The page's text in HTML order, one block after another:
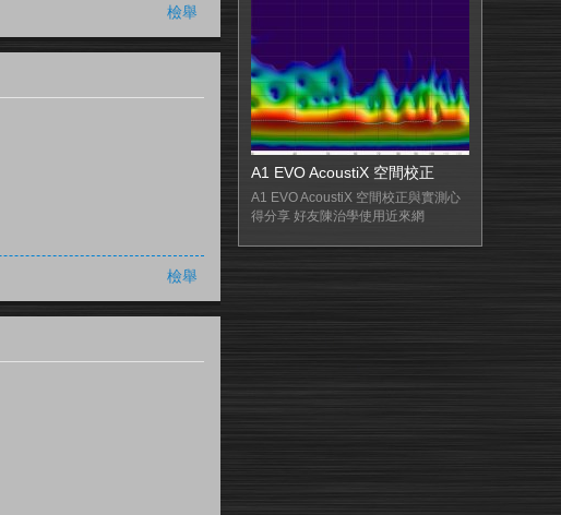
檢舉
檢舉
A1 EVO AcoustiX 空間校正
A1 EVO AcoustiX 空間校正與實測心
得分享 好友陳治學使用近來網